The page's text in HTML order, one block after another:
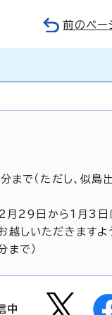
前のペー
で（ただし、似
月29日から1月3日
しいただきますよう
で）
中